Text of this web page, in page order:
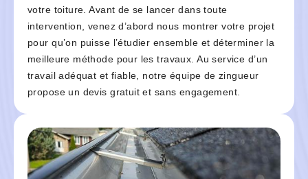
votre toiture. Avant de se lancer dans toute
intervention, venez d’abord nous montrer votre projet
pour qu’on puisse l’étudier ensemble et déterminer la
meilleure méthode pour les travaux. Au service d’un
travail adéquat et fiable, notre équipe de zingueur
propose un devis gratuit et sans engagement.